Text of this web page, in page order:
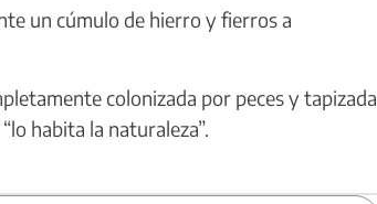
un cúmulo de hierro y fierros a
colonizada por peces y tapizada
habita la naturaleza”.